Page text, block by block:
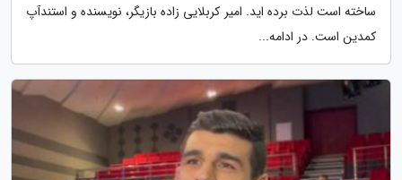
ساخته است لذت برده اید. امیر کربلایی زاده بازیگر، نویسنده و استندآپ
کمدین است. در ادامه...